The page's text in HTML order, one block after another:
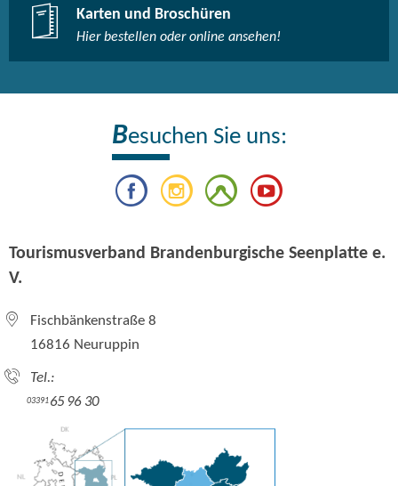
Karten und Broschüren
Hier bestellen oder online ansehen!
Besuchen Sie uns:
Tourismusverband Brandenburgische Seenplatte e.
V.
Fischbänkenstraße 8
16816 Neuruppin
Tel.:
0339165 96 30